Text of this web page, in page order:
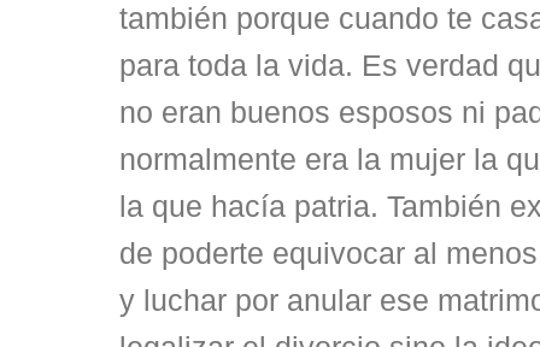
también porque cuando te
para toda la vida. Es verdad
no eran buenos esposos ni
normalmente era la mujer la
la que hacía patria. También
de poderte equivocar al
y luchar por anular ese